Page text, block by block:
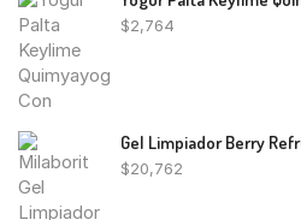
$2,764
Gel Limpiador Berry
$20,762